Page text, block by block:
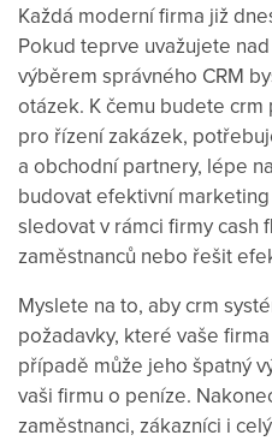
Každá moderní firma již
Pokud teprve uvažujete
výběrem správného CRM
otázek. K čemu budete
pro řízení zakázek,
a obchodní partnery, lépe
budovat efektivní
sledovat v rámci firmy cash
zaměstnanců nebo řešit
Myslete na to, aby crm
požadavky, které vaše
případě může jeho špatný
vaši firmu o peníze.
zaměstnanci, zákazníci i